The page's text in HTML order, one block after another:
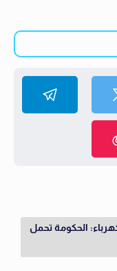
الحكومة تحمل